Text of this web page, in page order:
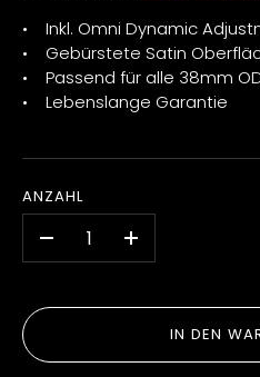
• Inkl. Omni Dynamic
• Gebürstete Satin
• Passend für alle 38mm
• Lebenslange Garantie
ANZAHL
+
IN DEN